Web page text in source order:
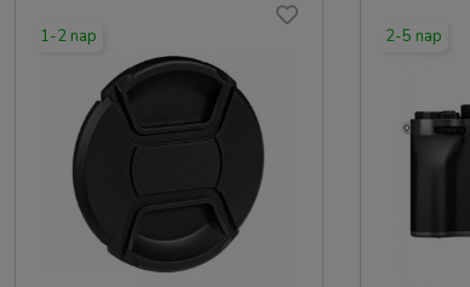
1-2 nap 2-5 nap